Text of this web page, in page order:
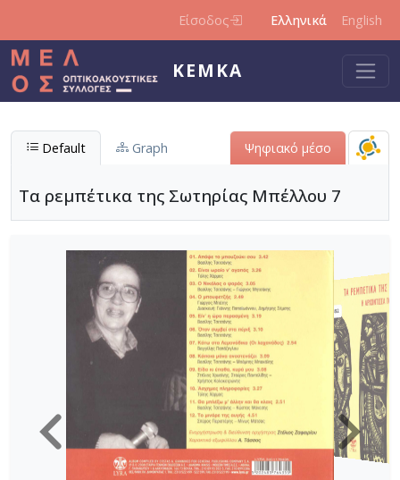
Είσοδος Ελληνικά English
ΚΕΜΚΑ
Default Graph Ψηφιακό μέσο
Τα ρεμπέτικα της Σωτηρίας Μπέλλου 7